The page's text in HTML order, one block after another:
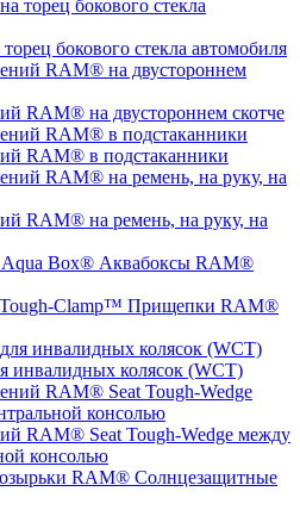
бокового стекла автомобиля
RAM® на двустороннем скотче
RAM® в подстаканники
RAM® на ремень, на руку, на
Аквабоксы RAM®
Прищепки RAM®
инвалидных колясок (WCT)
RAM® Seat Tough-Wedge между
консолью
Солнцезащитные